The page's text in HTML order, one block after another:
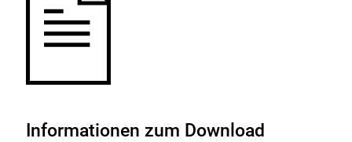
Informationen zum Download